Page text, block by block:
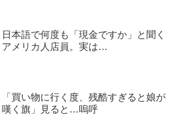
日本語で何度も「現金ですか」と聞く
アメリカ人店員。実は…
「買い物に行く度、残酷すぎると娘が
嘆く旗」見ると…嗚呼